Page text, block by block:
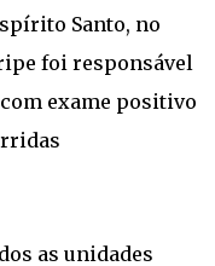
Santo, no
foi responsável
com exame positivo
as unidades